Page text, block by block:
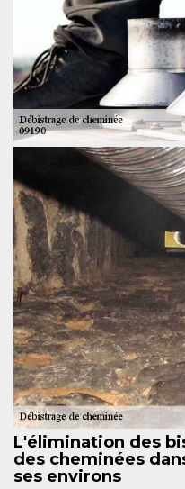
L'élimination des
des cheminées
ses environs